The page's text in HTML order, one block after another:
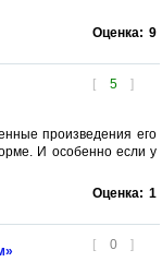
Оценка: 9
[ 5 ]
произведения его
И особенно если у
Оценка: 1
[ 0 ]